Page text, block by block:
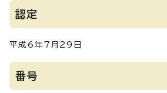
認定
平成6年7月29日
番号